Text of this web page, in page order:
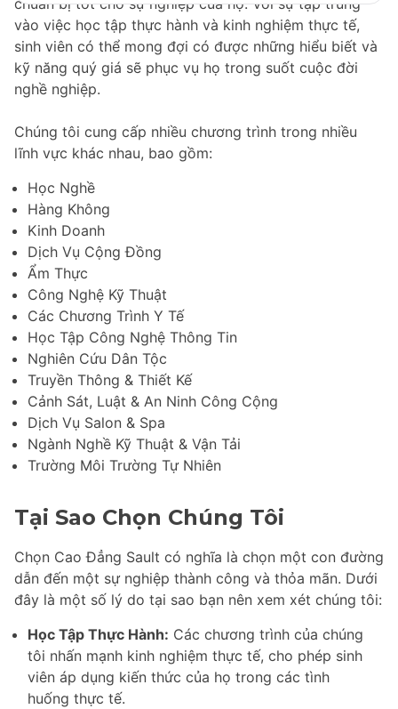
vào việc học tập thực hành và kinh nghiệm thực tế,
sinh viên có thể mong đợi có được những hiểu biết và
kỹ năng quý giá sẽ phục vụ họ trong suốt cuộc đời
nghề nghiệp.
Chúng tôi cung cấp nhiều chương trình trong nhiều
lĩnh vực khác nhau, bao gồm:
Học Nghề
Hàng Không
Kinh Doanh
Dịch Vụ Cộng Đồng
Ẩm Thực
Công Nghệ Kỹ Thuật
Các Chương Trình Y Tế
Học Tập Công Nghệ Thông Tin
Nghiên Cứu Dân Tộc
Truyền Thông & Thiết Kế
Cảnh Sát, Luật & An Ninh Công Cộng
Dịch Vụ Salon & Spa
Ngành Nghề Kỹ Thuật & Vận Tải
Trường Môi Trường Tự Nhiên
Tại Sao Chọn Chúng Tôi
Chọn Cao Đẳng Sault có nghĩa là chọn một con đường
dẫn đến một sự nghiệp thành công và thỏa mãn. Dưới
đây là một số lý do tại sao bạn nên xem xét chúng tôi:
Học Tập Thực Hành: Các chương trình của chúng
tôi nhấn mạnh kinh nghiệm thực tế, cho phép sinh
viên áp dụng kiến thức của họ trong các tình
huống thực tế.